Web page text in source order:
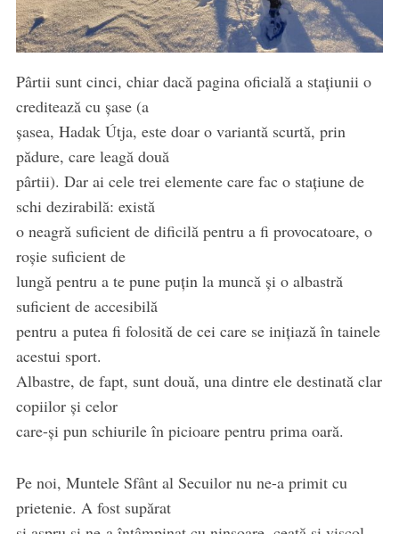
Pârtii sunt cinci, chiar dacă pagina oficială a stațiunii o
creditează cu șase (a
șasea, Hadak Útja, este doar o variantă scurtă, prin
pădure, care leagă două
pârtii). Dar ai cele trei elemente care fac o stațiune de
schi dezirabilă: există
o neagră suficient de dificilă pentru a fi provocatoare, o
roșie suficient de
lungă pentru a te pune puțin la muncă și o albastră
suficient de accesibilă
pentru a putea fi folosită de cei care se inițiază în tainele
acestui sport.
Albastre, de fapt, sunt două, una dintre ele destinată clar
copiilor și celor
care-și pun schiurile în picioare pentru prima oară.
Pe noi, Muntele Sfânt al Secuilor nu ne-a primit cu
prietenie. A fost supărat